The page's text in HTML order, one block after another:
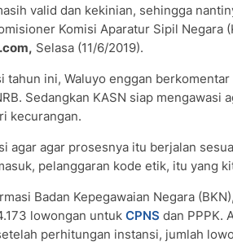
valid dan kekinian, sehingga
Komisi Aparatur Sipil Negara
Selasa (11/6/2019).
tahun ini, Waluyo enggan
Sedangkan KASN siap mengawasi
kecurangan.
agar agar prosesnya itu berjalan
pelanggaran kode etik, itu yang
Badan Kepegawaian Negara
lowongan untuk CPNS dan PPPK.
perhitungan instansi, jumlah